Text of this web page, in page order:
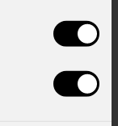
sensi